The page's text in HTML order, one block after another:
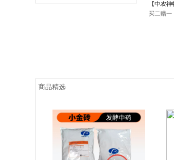
【中农
药 孕畜
买二赠一
商品精选